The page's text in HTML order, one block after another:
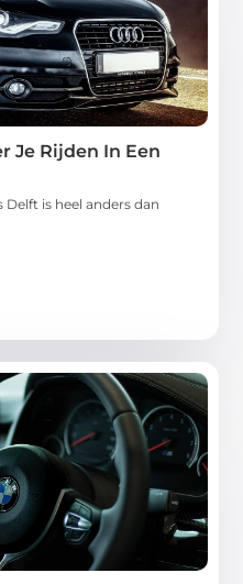
Je Rijden In Een
Delft is heel anders dan